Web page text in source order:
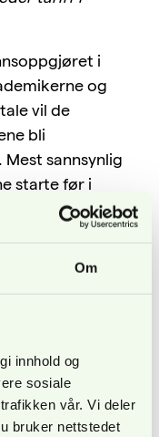
Om
innhold og
sosiale
vår. Vi deler
bruker nettstedet
i
og
vil de
bli
sannsynlig
starte før i
være sikret en
prosent
per 1. mai og
ellers i staten